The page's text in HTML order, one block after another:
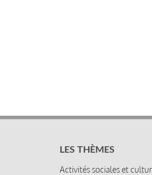
LES THÈMES
Activités sociales et